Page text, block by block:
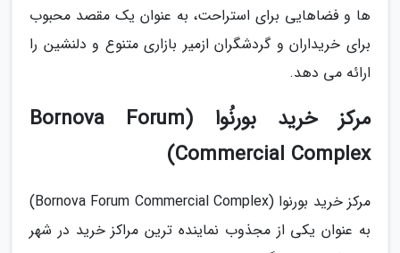
ها و فضاهایی برای استراحت، به عنوان یک مقصد محبوب
برای خریداران و گردشگران ازمیر بازاری متنوع و دلنشین را
ارائه می دهد.
مرکز خرید بورنُوا (Bornova Forum
Commercial Complex)
مرکز خرید بورنوا (Bornova Forum Commercial Complex)
به عنوان یکی از مجذوب نماینده ترین مراکز خرید در شهر